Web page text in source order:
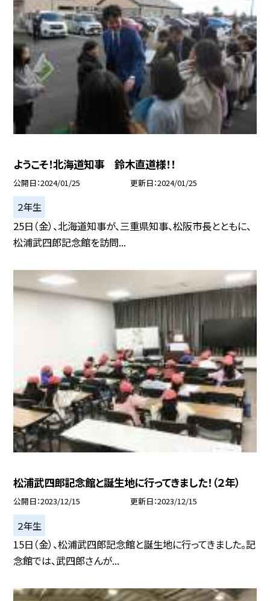
ようこそ！北海道知事 鈴木直道様！！
公開日 2024/01/25 更新日 2024/01/25
２年生
25日（金）、北海道知事が、三重県知事、松阪市長とともに、
松浦武四郎記念館を訪問...
松浦武四郎記念館と誕生地に行ってきました！（２年）
公開日 2023/12/15 更新日 2023/12/15
２年生
15日（金）、松浦武四郎記念館と誕生地に行ってきました。記
念館では、武四郎さんが...